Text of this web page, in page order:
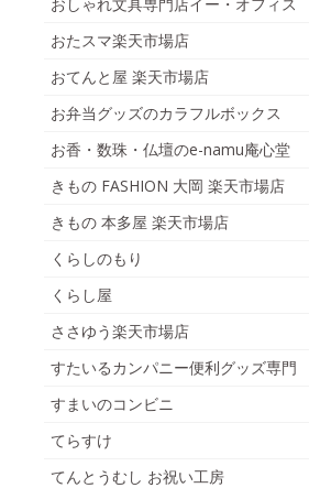
おたスマ楽天市場店
おてんと屋 楽天市場店
お弁当グッズのカラフルボックス
お香・数珠・仏壇のe-namu庵心堂
きもの FASHION 大岡 楽天市場店
きもの 本多屋 楽天市場店
くらしのもり
くらし屋
ささゆう楽天市場店
すたいるカンパニー便利グッズ専門
すまいのコンビニ
てらすけ
てんとうむし お祝い工房